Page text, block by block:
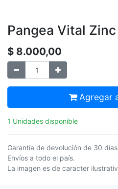
Pangea Vital
$ 8.000,00
Agregar
1 Unidades disponible
Garantía de devolución de 30 días
Envíos a todo el país.
La imagen es de caracter